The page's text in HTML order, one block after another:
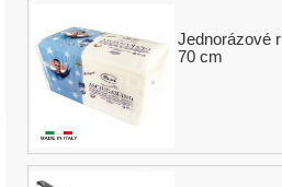
Jednorázové
70 cm